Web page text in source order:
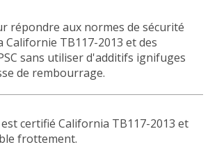
répondre aux normes de sécurité
Californie TB117-2013 et des
sans utiliser d'additifs ignifuges
de rembourrage.
certifié California TB117-2013 et
frottement.